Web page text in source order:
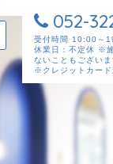
052-
受付時間 10:00～
休業日：不定休 ※
ないこともございま
※クレジットカード